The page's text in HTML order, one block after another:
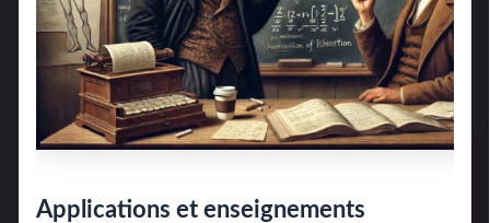
Applications et enseignements